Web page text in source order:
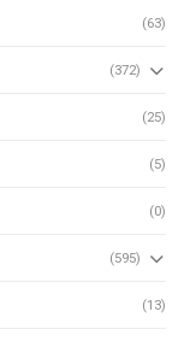
(63)
(372)
(25)
(5)
(0)
(595)
(13)